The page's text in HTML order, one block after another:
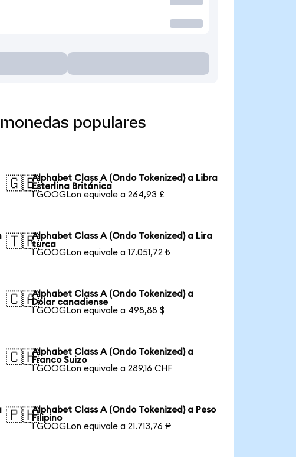
populares
🇬🇧Alphabet Class A (Ondo Tokenized) a Libra
Esterlina Británica
1 GOOGLon equivale a 264,93 £
🇹🇷Alphabet Class A (Ondo Tokenized) a Lira
turca
1 GOOGLon equivale a 17.051,72 ₺
🇨🇦Alphabet Class A (Ondo Tokenized) a
Dólar canadiense
1 GOOGLon equivale a 498,88 $
🇨🇭Alphabet Class A (Ondo Tokenized) a
Franco Suizo
1 GOOGLon equivale a 289,16 CHF
🇵🇭Alphabet Class A (Ondo Tokenized) a Peso
Filipino
1 GOOGLon equivale a 21.713,76 ₱